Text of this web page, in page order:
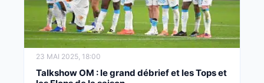
23 MAI 2025, 18:00
Talkshow OM : le grand débrief et les Tops et